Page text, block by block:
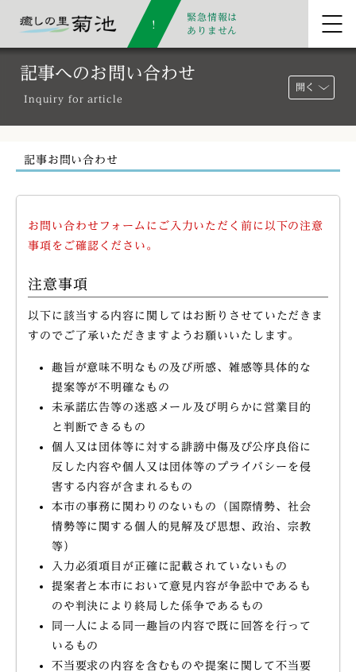
緊急情報は
ありません
記事へのお問い合わせ
Inquiry for article
開く
記事お問い合わせ
お問い合わせフォームにご入力いただく前に以下の注意
事項をご確認ください。
注意事項
以下に該当する内容に関してはお断りさせていただきま
すのでご了承いただきますようお願いいたします。
趣旨が意味不明なもの及び所感、雑感等具体的な
提案等が不明確なもの
未承諾広告等の迷惑メール及び明らかに営業目的
と判断できるもの
個人又は団体等に対する誹謗中傷及び公序良俗に
反した内容や個人又は団体等のプライバシーを侵
害する内容が含まれるもの
本市の事務に関わりのないもの（国際情勢、社会
情勢等に関する個人的見解及び思想、政治、宗教
等）
入力必須項目が正確に記載されていないもの
提案者と本市において意見内容が争訟中であるも
のや判決により終局した係争であるもの
同一人による同一趣旨の内容で既に回答を行って
いるもの
不当要求の内容を含むものや提案に関して不当要